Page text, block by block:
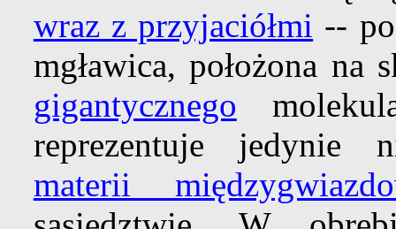
wraz z przyjaciółmi --
mgławica, położona na
gigantycznego
reprezentuje jedynie
materii